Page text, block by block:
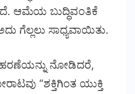
ಆಮೆಯ ಬುದ್ಧಿವಂತಿಕೆ
ಗೆಲ್ಲಲು ಸಾಧ್ಯವಾಯಿತು.
ನೋಡಿದರೆ,
“ಶಕ್ತಿಗಿಂತ ಯುಕ್ತಿ